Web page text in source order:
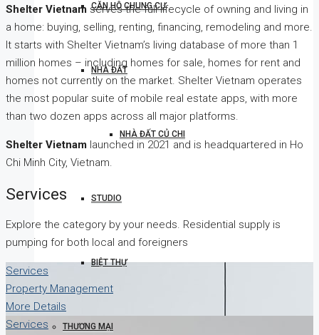
CĂN HỘ CHUNG CƯ
NHÀ ĐẤT
NHÀ ĐẤT CỦ CHI
STUDIO
BIỆT THỰ
THƯƠNG MẠI
Shelter Vietnam serves the full lifecycle of owning and living in
a home: buying, selling, renting, financing, remodeling and more.
It starts with Shelter Vietnam’s living database of more than 1
million homes – including homes for sale, homes for rent and
homes not currently on the market. Shelter Vietnam operates
the most popular suite of mobile real estate apps, with more
than two dozen apps across all major platforms.
Shelter Vietnam launched in 2021 and is headquartered in Ho
Chi Minh City, Vietnam.
Services
Explore the category by your needs. Residential supply is
pumping for both local and foreigners
Services
Property Management
More Details
Services